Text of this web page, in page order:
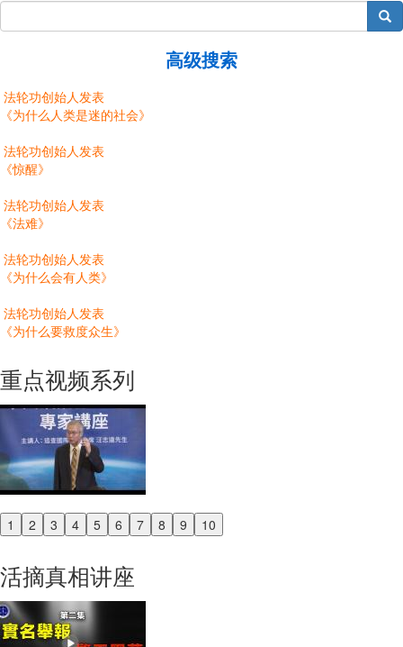
搜索
高级搜索
法轮功创始人发表
《为什么人类是迷的社会》
法轮功创始人发表
《惊醒》
法轮功创始人发表
《法难》
法轮功创始人发表
《为什么会有人类》
法轮功创始人发表
《为什么要救度众生》
重点视频系列
1 2 3 4 5 6 7 8 9 10
Previous
活摘真相讲座